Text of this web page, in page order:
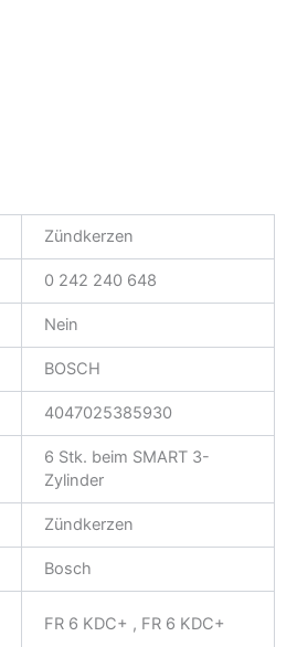
Zündkerzen
0 242 240 648
Nein
BOSCH
4047025385930
6 Stk. beim SMART 3-
Zylinder
Zündkerzen
Bosch
FR 6 KDC+ , FR 6 KDC+